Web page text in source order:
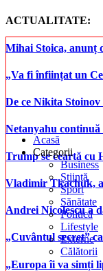
ACTUALITATE:
Mihai Stoica, anunț
„Va fi înființat un
De ce Nikita
Netanyahu
Trump se ceartă cu
Vladimir Tkachuk,
Andrei Nicolescu a
„Cuvântul secret”
„Europa îi va simți
Acasă
Categorii
Business
Știință
Sport
Sănătate
Politică
Lifestyle
Externe
Călătorii